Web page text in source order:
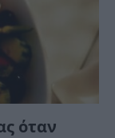
όταν